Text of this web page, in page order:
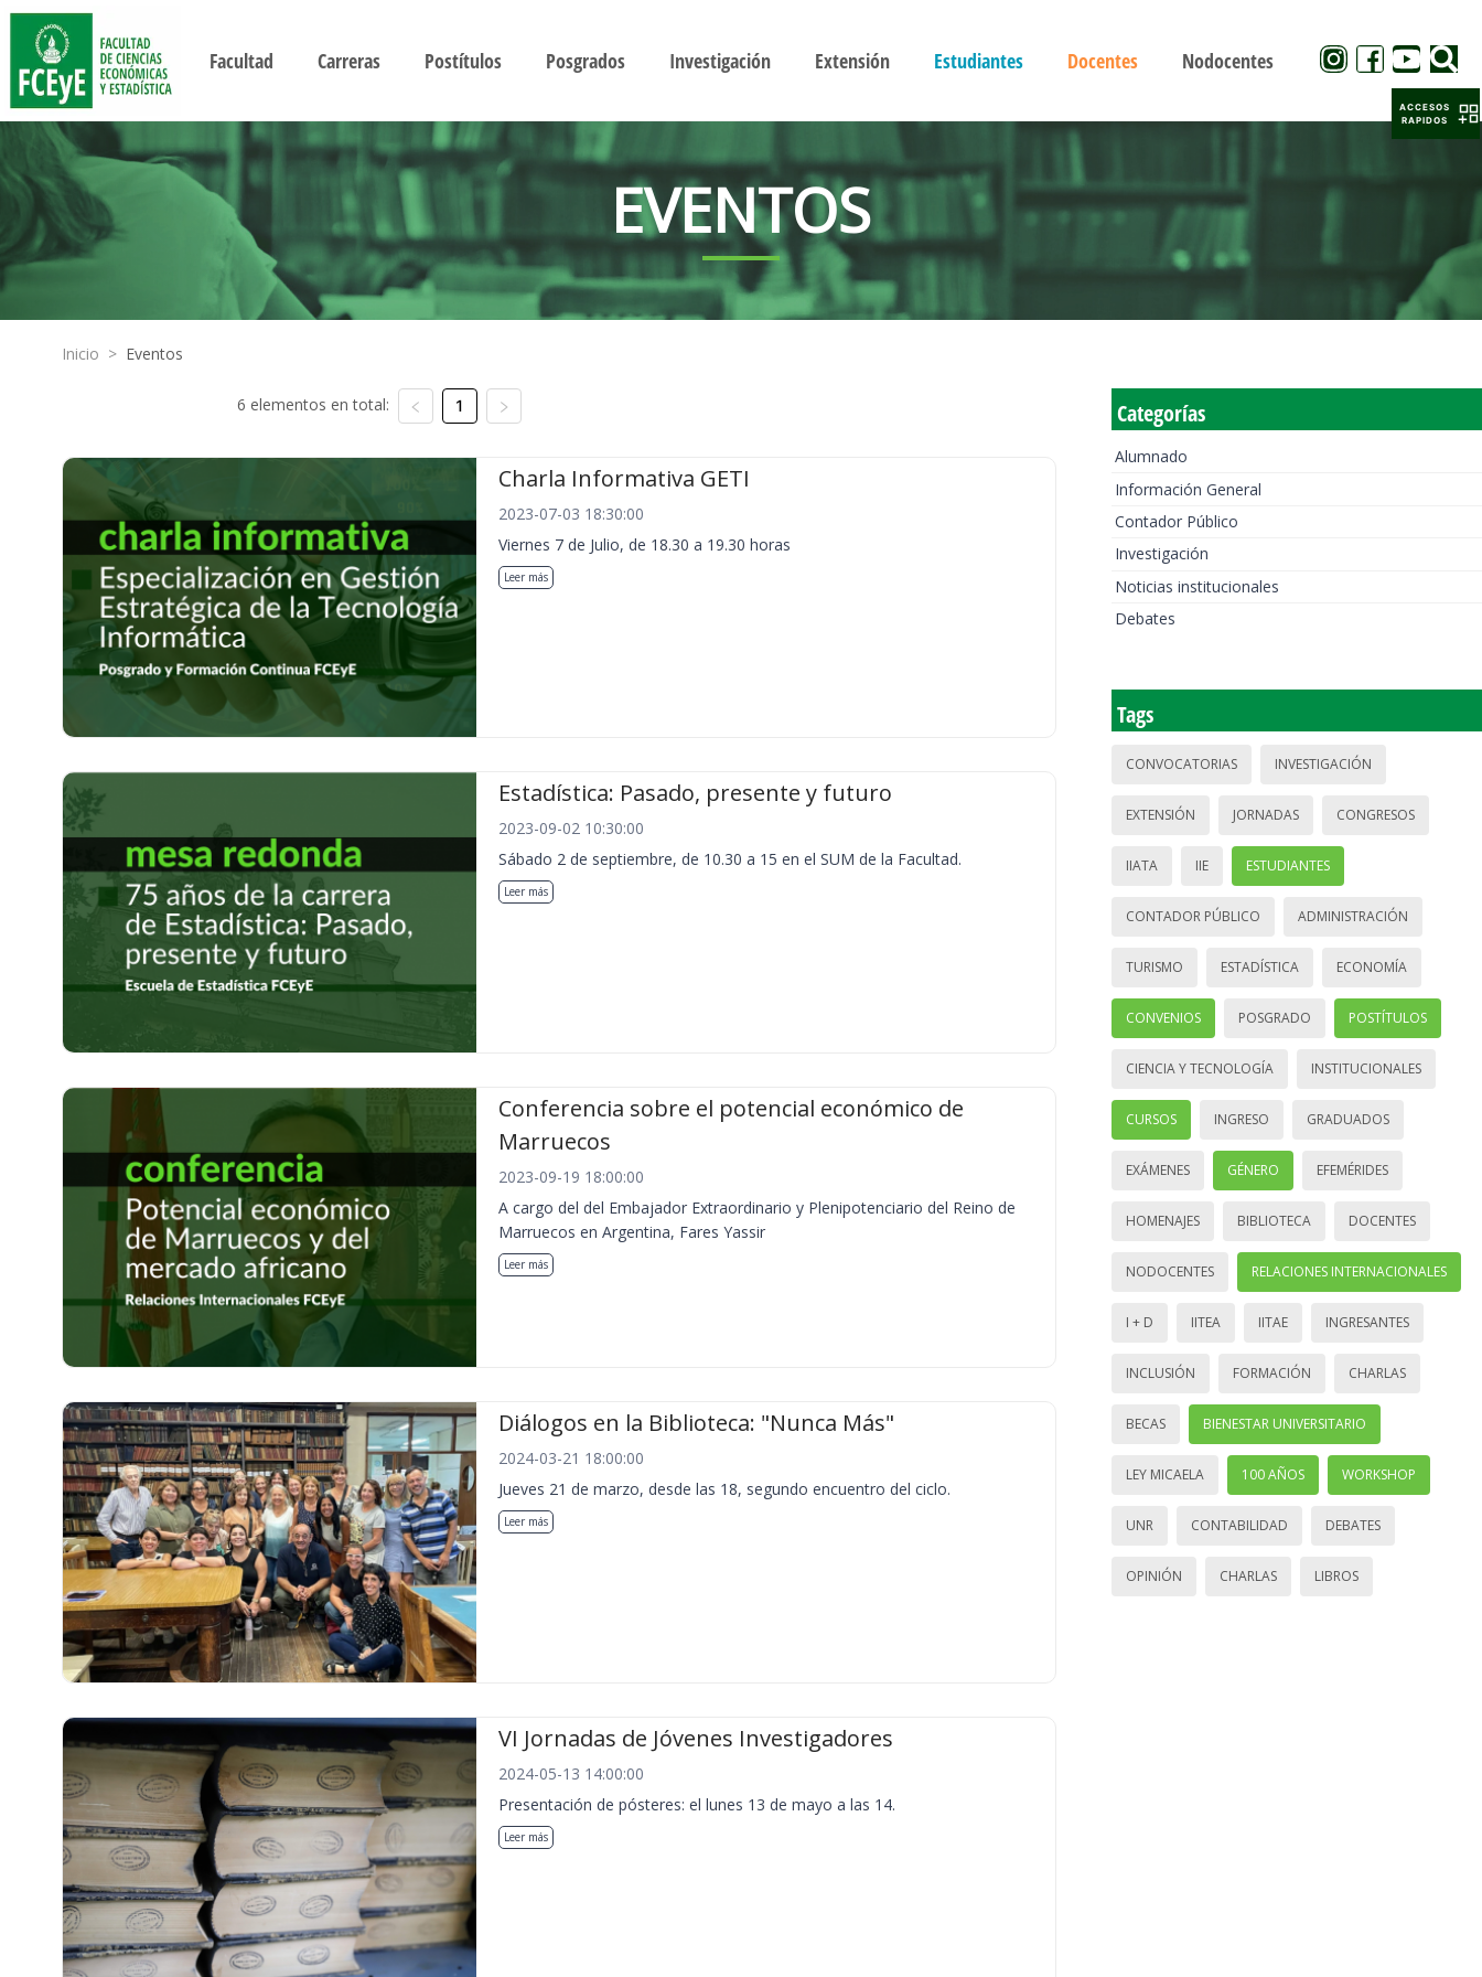
Facultad Carreras Postítulos Posgrados Investigación Extensión Estudiantes Docentes Nodocentes
EVENTOS
Inicio > Eventos
6 elementos en total: 1
Charla Informativa GETI
2023-07-03 18:30:00
Viernes 7 de Julio, de 18.30 a 19.30 horas
Leer más
Estadística: Pasado, presente y futuro
2023-09-02 10:30:00
Sábado 2 de septiembre, de 10.30 a 15 en el SUM de la Facultad.
Leer más
Conferencia sobre el potencial económico de
Marruecos
2023-09-19 18:00:00
A cargo del del Embajador Extraordinario y Plenipotenciario del Reino de
Marruecos en Argentina, Fares Yassir
Leer más
Diálogos en la Biblioteca: "Nunca Más"
2024-03-21 18:00:00
Jueves 21 de marzo, desde las 18, segundo encuentro del ciclo.
Leer más
VI Jornadas de Jóvenes Investigadores
2024-05-13 14:00:00
Presentación de pósteres: el lunes 13 de mayo a las 14.
Leer más
Categorías
Alumnado
Información General
Contador Público
Investigación
Noticias institucionales
Debates
Tags
CONVOCATORIAS INVESTIGACIÓN
EXTENSIÓN JORNADAS CONGRESOS
IIATA IIE ESTUDIANTES
CONTADOR PÚBLICO ADMINISTRACIÓN
TURISMO ESTADÍSTICA ECONOMÍA
CONVENIOS POSGRADO POSTÍTULOS
CIENCIA Y TECNOLOGÍA INSTITUCIONALES
CURSOS INGRESO GRADUADOS
EXÁMENES GÉNERO EFEMÉRIDES
HOMENAJES BIBLIOTECA DOCENTES
NODOCENTES RELACIONES INTERNACIONALES
I + D IITEA IITAE INGRESANTES
INCLUSIÓN FORMACIÓN CHARLAS
BECAS BIENESTAR UNIVERSITARIO
LEY MICAELA 100 AÑOS WORKSHOP
UNR CONTABILIDAD DEBATES
OPINIÓN CHARLAS LIBROS
ACCESOS
RAPIDOS